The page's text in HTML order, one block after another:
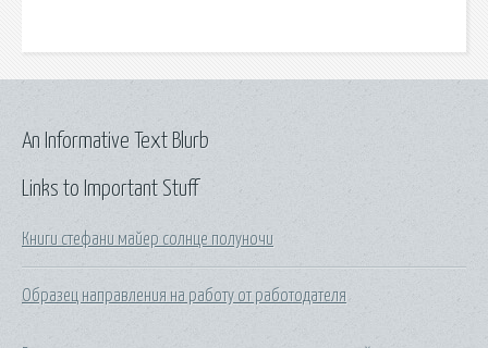
Links to Important Stuff
Книги стефани майер солнце полуночи
Образец направления на работу от работодателя
An Informative Text Blurb